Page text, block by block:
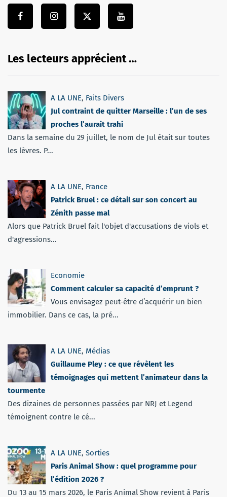
Les lecteurs apprécient …
A LA UNE, Faits Divers
Jul contraint de quitter Marseille : l’un de ses
proches l’aurait trahi
Dans la semaine du 29 juillet, le nom de Jul était sur toutes
les lèvres. P...
A LA UNE, France
Patrick Bruel : ce détail sur son concert au
Zénith passe mal
Alors que Patrick Bruel fait l'objet d'accusations de viols et
d'agressions...
Economie
Comment calculer sa capacité d’emprunt ?
Vous envisagez peut-être d’acquérir un bien
immobilier. Dans ce cas, la pré...
A LA UNE, Médias
Guillaume Pley : ce que révèlent les
témoignages qui mettent l’animateur dans la
tourmente
Des dizaines de personnes passées par NRJ et Legend
témoignent contre le cé...
A LA UNE, Sorties
Paris Animal Show : quel programme pour
l’édition 2026 ?
Du 13 au 15 mars 2026, le Paris Animal Show revient à Paris